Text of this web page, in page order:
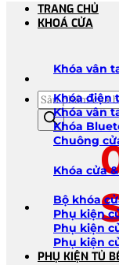
Tìm
kiếm
sản
phẩm
TRANG CHỦ
KHOÁ CỬA
Khóa vân
Khóa điện
Khóa vân
Khóa
Chuông
Khóa cửa
Bộ khóa
Phụ kiện
Phụ kiện
Phụ kiện
PHỤ KIỆN TỦ